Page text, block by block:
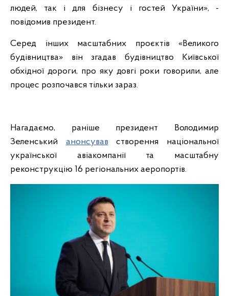
людей, так і для бізнесу і гостей України», -
повідомив президент.
Серед інших масштабних проєктів «Великого
будівництва» він згадав будівництво Київської
обхідної дороги, про яку довгі роки говорили, але
процес розпочався тільки зараз.
Нагадаємо, раніше президент Володимир
Зеленський анонсував створення національної
української авіакомпанії та масштабну
реконструкцію 16 регіональних аеропортів.